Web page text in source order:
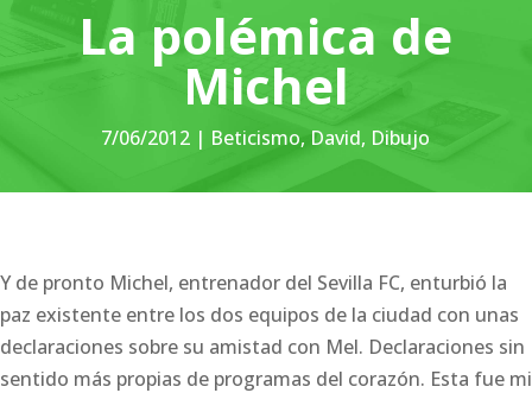
La polémica de
Michel
7/06/2012 | Beticismo, David, Dibujo
Y de pronto Michel, entrenador del Sevilla FC, enturbió la
paz existente entre los dos equipos de la ciudad con unas
declaraciones sobre su amistad con Mel. Declaraciones sin
sentido más propias de programas del corazón. Esta fue mi